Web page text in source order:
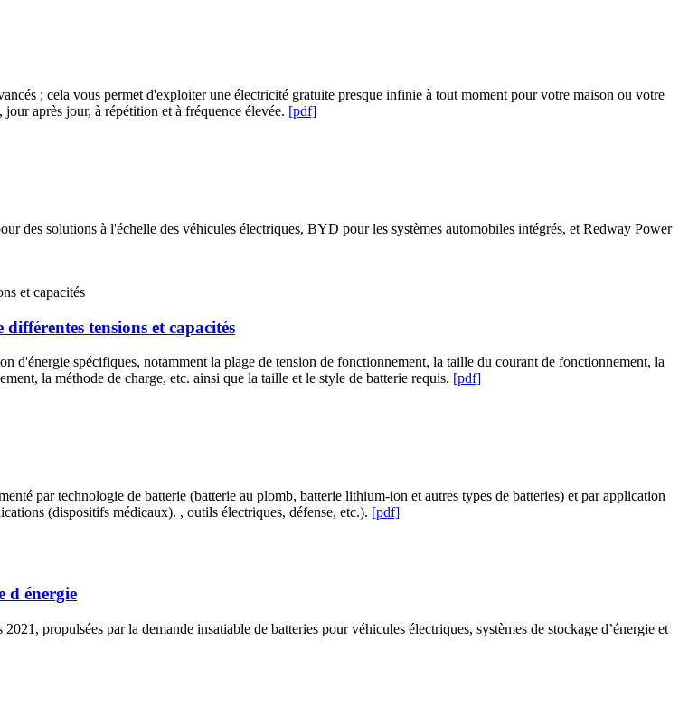
; cela vous permet d'exploiter une électricité gratuite presque infinie à tout moment pour votre maison ou votre
après jour, à répétition et à fréquence élevée. [pdf]
des solutions à l'échelle des véhicules électriques, BYD pour les systèmes automobiles intégrés, et Redway Power
tensions et capacités
d'énergie spécifiques, notamment la plage de tension de fonctionnement, la taille du courant de fonctionnement, la
la méthode de charge, etc. ainsi que la taille et le style de batterie requis. [pdf]
par technologie de batterie (batterie au plomb, batterie lithium-ion et autres types de batteries) et par application
(dispositifs médicaux). , outils électriques, défense, etc.). [pdf]
d énergie
propulsées par la demande insatiable de batteries pour véhicules électriques, systèmes de stockage d’énergie et